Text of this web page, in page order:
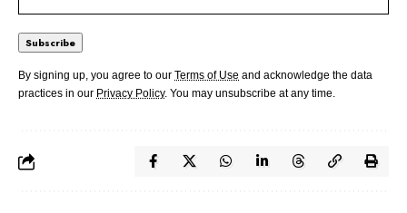
By signing up, you agree to our Terms of Use and acknowledge the data
practices in our Privacy Policy. You may unsubscribe at any time.